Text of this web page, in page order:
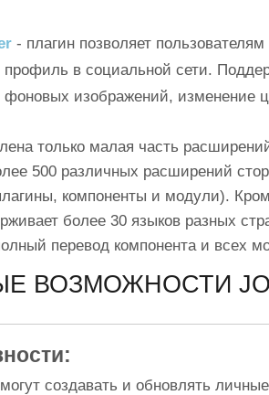
- плагин позволяет
профиль в социальной сети.
фоновых изображений, изменение
только малая часть
500 различных расширений
компоненты и модули).
более 30 языков разных
перевод компонента и всех
ВОЗМОЖНОСТИ
создавать и обновлять